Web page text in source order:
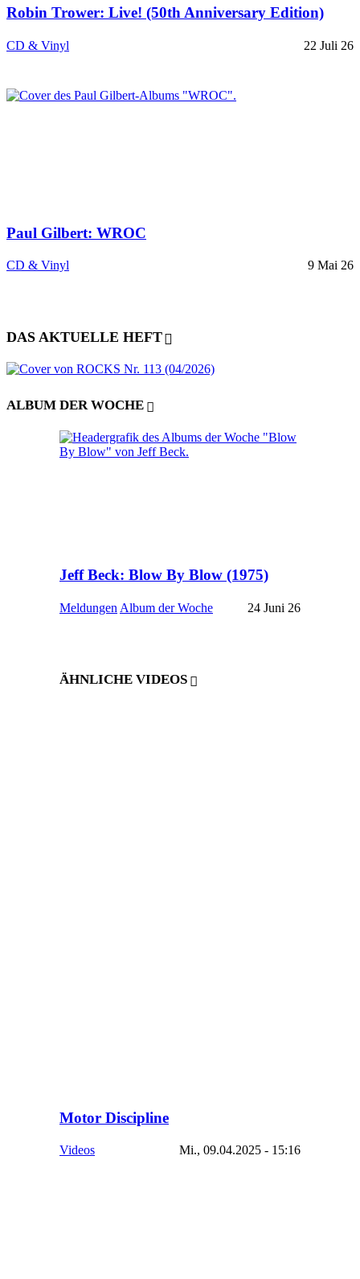
Robin Trower: Live! (50th Anniversary Edition)
CD & Vinyl 22 Juli 26
Paul Gilbert: WROC
CD & Vinyl 9 Mai 26
DAS AKTUELLE HEFT
ALBUM DER WOCHE
Jeff Beck: Blow By Blow (1975)
Meldungen Album der Woche 24 Juni 26
ÄHNLICHE VIDEOS
Motor Discipline
Videos Mi., 09.04.2025 - 15:16